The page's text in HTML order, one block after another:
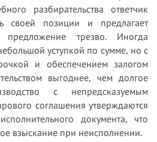
разбирательства ответчик
своей позиции и предлагает
предложение трезво. Иногда
уступкой по сумме, но с
и обеспечением залогом
выгоднее, чем долгое
с непредсказуемым
соглашения утверждаются
документа, что
взыскание при неисполнении.